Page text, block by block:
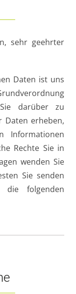
sehr geehrter
Daten ist uns
darüber zu
Daten erheben,
Informationen
Rechte Sie in
wenden Sie
Sie senden
die folgenden